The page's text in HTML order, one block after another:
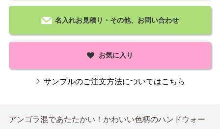
名入れお見積り・その他、お問い合わせ
お気に入り
サンプルのご注文方法についてはこちら
アンゴラ混であたたかい！かわいい色柄のハンドウォー